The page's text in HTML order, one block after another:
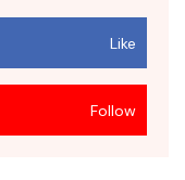
Like
Follow